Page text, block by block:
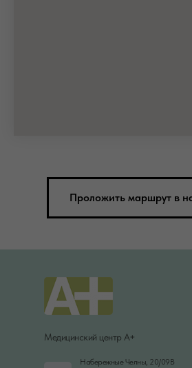
Проложить маршрут в
Медицинский центр А+
Набережные Челны, 20/09В